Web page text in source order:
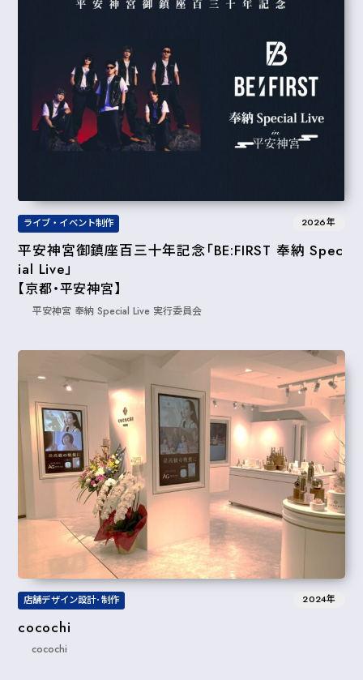
ライブ・イベント制作 2026年
平安神宮御鎮座百三十年記念「BE:FIRST 奉納 Spec
ial Live」
【京都・平安神宮】
平安神宮 奉納 Special Live 実行委員会
店舗デザイン設計･制作 2024年
cocochi
cocochi